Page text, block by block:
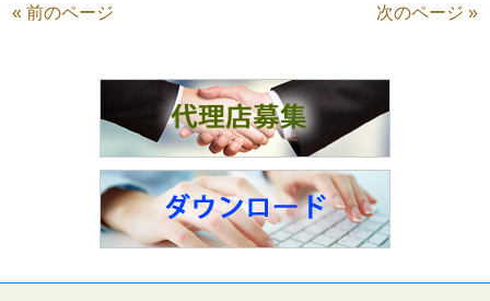
« 前のページ 次のページ »